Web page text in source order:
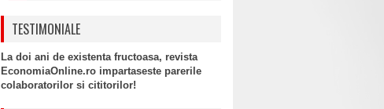
TESTIMONIALE
La doi ani de existenta fructoasa, revista
EconomiaOnline.ro impartaseste parerile
colaboratorilor si cititorilor!